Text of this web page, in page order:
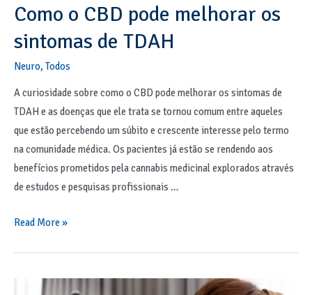
Como o CBD pode melhorar os
sintomas de TDAH
Neuro, Todos
A curiosidade sobre como o CBD pode melhorar os sintomas de
TDAH e as doenças que ele trata se tornou comum entre aqueles
que estão percebendo um súbito e crescente interesse pelo termo
na comunidade médica. Os pacientes já estão se rendendo aos
benefícios prometidos pela cannabis medicinal explorados através
de estudos e pesquisas profissionais …
Read More »